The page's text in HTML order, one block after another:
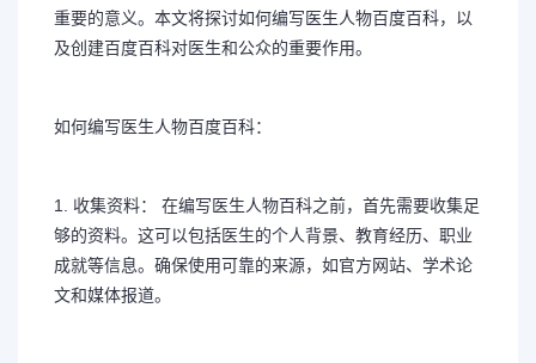
重要的意义。本文将探讨如何编写医生人物百度百科，以
及创建百度百科对医生和公众的重要作用。
如何编写医生人物百度百科：
1. 收集资料： 在编写医生人物百科之前，首先需要收集足
够的资料。这可以包括医生的个人背景、教育经历、职业
成就等信息。确保使用可靠的来源，如官方网站、学术论
文和媒体报道。